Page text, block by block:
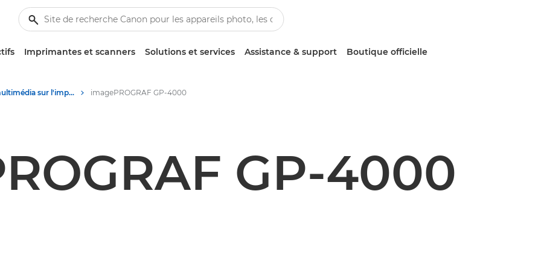
Imprimantes et scanners Solutions et services Assistance & support Boutique officielle
Contenu multimédia sur l'impression grand format - Centre de presse Canon imagePROGRAF GP-4000
GP-4000